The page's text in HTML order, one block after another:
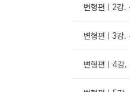
변형편ㅣ2강.
변형편ㅣ3강
변형편ㅣ4강